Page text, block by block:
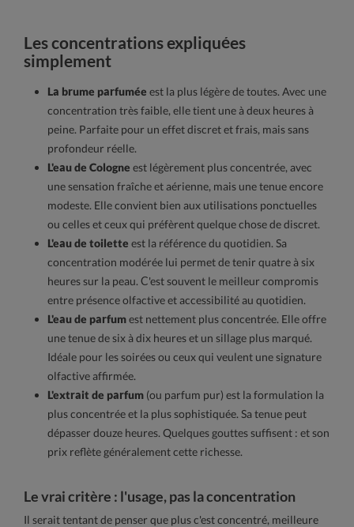
Les concentrations expliquées
simplement
La brume parfumée est la plus légère de toutes. Avec une
concentration très faible, elle tient une à deux heures à
peine. Parfaite pour un effet discret et frais, mais sans
profondeur réelle.
L'eau de Cologne est légèrement plus concentrée, avec
une sensation fraîche et aérienne, mais une tenue encore
modeste. Elle convient bien aux utilisations ponctuelles
ou celles et ceux qui préfèrent quelque chose de discret.
L'eau de toilette est la référence du quotidien. Sa
concentration modérée lui permet de tenir quatre à six
heures sur la peau. C'est souvent le meilleur compromis
entre présence olfactive et accessibilité au quotidien.
L'eau de parfumest nettement plus concentrée. Elle offre
une tenue de six à dix heures et un sillage plus marqué.
Idéale pour les soirées ou ceux qui veulent une signature
olfactive affirmée.
L'extrait de parfum (ou parfum pur) est la formulation la
plus concentrée et la plus sophistiquée. Sa tenue peut
dépasser douze heures. Quelques gouttes suffisent : et son
prix reflète généralement cette richesse.
Le vrai critère : l'usage, pas la concentration
Il serait tentant de penser que plus c'est concentré, meilleure